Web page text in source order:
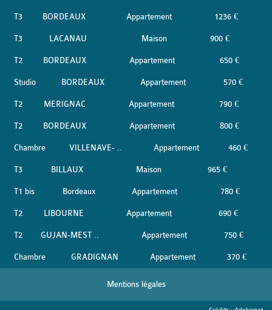
T3 BORDEAUX Appartement 1236 €
T3 LACANAU Maison 900 €
T2 BORDEAUX Appartement 650 €
Studio BORDEAUX Appartement 570 €
T2 MERIGNAC Appartement 790 €
T2 BORDEAUX Appartement 800 €
Chambre VILLENAVE- .. Appartement 460 €
T3 BILLAUX Maison 965 €
T1 bis Bordeaux Appartement 780 €
T2 LIBOURNE Appartement 690 €
T2 GUJAN-MEST .. Appartement 750 €
Chambre GRADIGNAN Appartement 370 €
Mentions légales